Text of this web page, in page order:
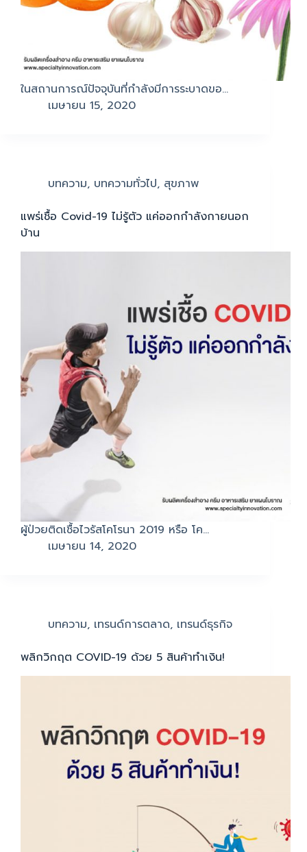
ในสถานการณ์ปัจจุบันที่กำลังมีการระบาดขอ…
เมษายน 15, 2020
บทความ, บทความทั่วไป, สุขภาพ
แพร่เชื้อ Covid-19 ไม่รู้ตัว แค่ออกกำลังกายนอก
บ้าน
ผู้ป่วยติดเชื้อไวรัสโคโรนา 2019 หรือ โค…
เมษายน 14, 2020
บทความ, เทรนด์การตลาด, เทรนด์ธุรกิจ
พลิกวิกฤต COVID-19 ด้วย 5 สินค้าทำเงิน!